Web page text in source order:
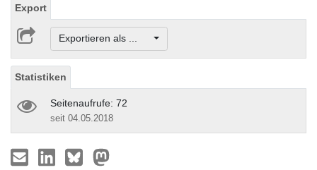
Export
Exportieren als ...
Statistiken
Seitenaufrufe: 72
seit 04.05.2018